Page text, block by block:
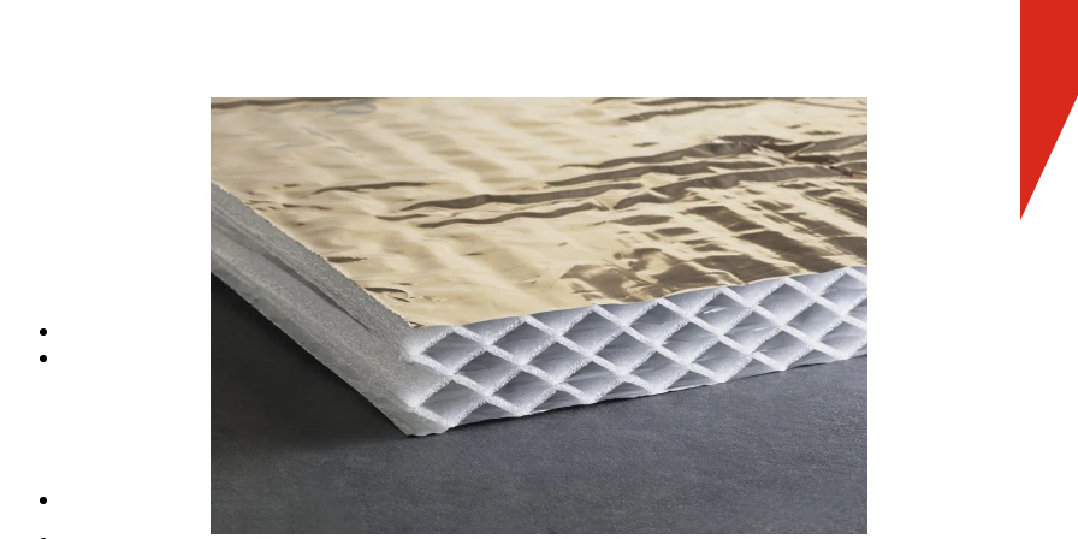
Placas de fibra de vidrio
Placas de fibra mineral
Placas de vinilo
Perfilería para techos
Perfiles para techo desmontable
Perfiles para techo fijo
Accesorios para techo
Pastas para techo
Tabiques yeso laminado
Casonetos puertas correderas
Accesorios para tabiques
Tornillos para tabiques